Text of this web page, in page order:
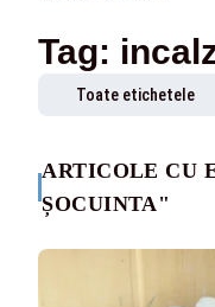
Tag:
Toate etichetele
ARTICOLE CU
ȘOCUINTA"